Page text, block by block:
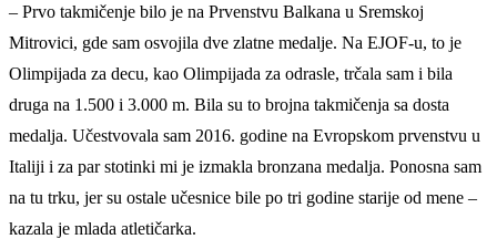
– Prvo takmičenje bilo je na Prvenstvu Balkana u Sremskoj
Mitrovici, gde sam osvojila dve zlatne medalje. Na EJOF-u, to je
Olimpijada za decu, kao Olimpijada za odrasle, trčala sam i bila
druga na 1.500 i 3.000 m. Bila su to brojna takmičenja sa dosta
medalja. Učestvovala sam 2016. godine na Evropskom prvenstvu u
Italiji i za par stotinki mi je izmakla bronzana medalja. Ponosna sam
na tu trku, jer su ostale učesnice bile po tri godine starije od mene –
kazala je mlada atletičarka.